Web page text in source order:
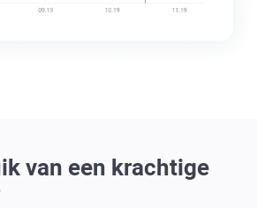
van een krachtige